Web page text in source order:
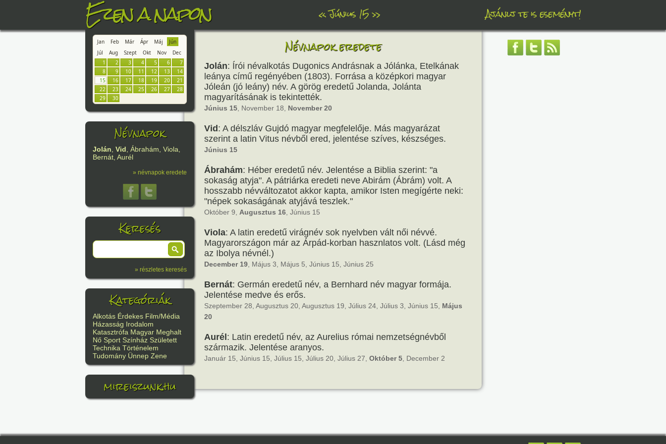
Ezen a napon «Június 15» Ajánlj te is eseményt!
Jan Feb Már Ápr Máj
Jún
Júl
Aug Szept Okt Nov
Dec
1
2 3 4 5 6
7
8
9 10 11 12 13
14
15
16 17 18 19 20
21
22
23 24 25 26 27
28
29
30
Névnapok
Jolán, Vid, Ábrahám, Viola,
Bernát, Aurél
» névnapok eredete
Keresés
» részletes keresés
Kategóriák
Alkotás Érdekes Film/Média
Házasság Irodalom
Katasztrófa Magyar Meghalt
Nő Sport Színház Született
Technika Történelem
Tudomány Ünnep Zene
mireiszunk.hu
Névnapok eredete
Jolán: Írói névalkotás Dugonics Andrásnak a Jólánka, Etelkának
leánya című regényében (1803). Forrása a középkori magyar
Jóleán (jó leány) név. A görög eredetű Jolanda, Jolánta
magyarításának is tekintették.
Június 15 , November 18, November 20
Vid : A délszláv Gujdó magyar megfelelője. Más magyarázat
szerint a latin Vitus névből ered, jelentése szíves, készséges.
Június 15
Ábrahám: Héber eredetű név. Jelentése a Biblia szerint: "a
sokaság atyja". A pátriárka eredeti neve Abirám (Ábrám) volt. A
hosszabb névváltozatot akkor kapta, amikor Isten megígérte neki:
"népek sokaságának atyjává teszlek."
Október 9, Augusztus 16 , Június 15
Viola: A latin eredetű virágnév sok nyelvben vált női névvé.
Magyarországon már az Árpád-korban hasznlatos volt. (Lásd még
az Ibolya névnél.)
December 19 , Május 3, Május 5, Június 15, Június 25
Bernát: Germán eredetű név, a Bernhard név magyar formája.
Jelentése medve és erős.
Szeptember 28, Augusztus 20, Augusztus 19, Július 24, Július 3, Június 15, Május
20
Aurél : Latin eredetű név, az Aurelius római nemzetségnévből
származik. Jelentése aranyos.
Január 15, Június 15, Július 15, Július 20, Július 27, Október 5 , December 2